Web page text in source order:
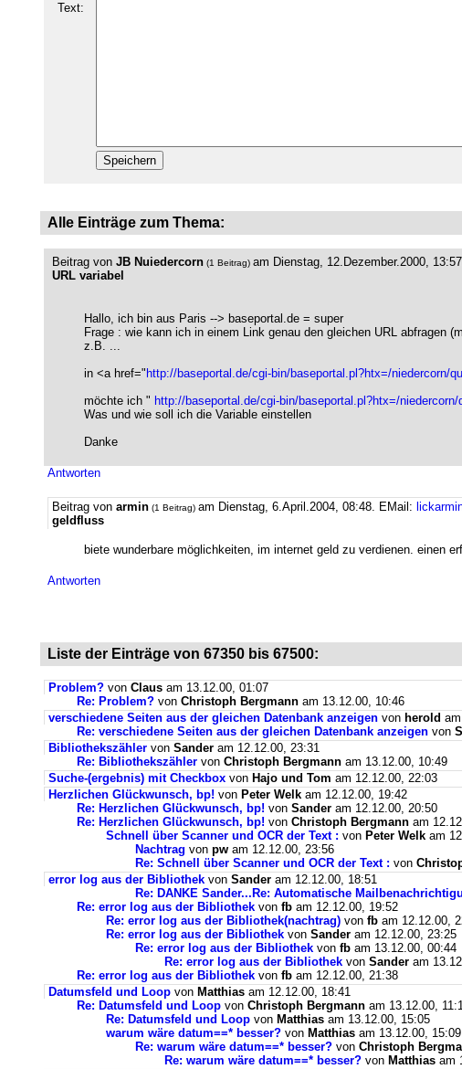
Text:
Alle Einträge zum Thema:
Beitrag von JB Nuiedercorn (1 Beitrag) am Dienstag, 12.Dezember.2000,
URL variabel
Hallo, ich bin aus Paris --> baseportal.de = super
Frage : wie kann ich in einem Link genau den gleichen URL abfragen
z.B. ...
in <a href=" http://baseportal.de/cgi-bin/baseportal.pl?htx=/niedercorn/
möchte ich " http://baseportal.de/cgi-bin/baseportal.pl?htx=/
Was und wie soll ich die Variable einstellen
Danke
Antworten
Beitrag von armin (1 Beitrag) am Dienstag, 6.April.2004, 08:48. EMail:
geldfluss
biete wunderbare möglichkeiten, im internet geld zu verdienen. einen
Antworten
Liste der Einträge von 67350 bis 67500:
Problem? von Claus am 13.12.00, 01:07
Re: Problem? von Christoph Bergmann am 13.12.00, 10:46
verschiedene Seiten aus der gleichen Datenbank anzeigen von herold
Re: verschiedene Seiten aus der gleichen Datenbank anzeigen von
Bibliothekszähler von Sander am 12.12.00, 23:31
Re: Bibliothekszähler von Christoph Bergmann am 13.12.00, 10:49
Suche-(ergebnis) mit Checkbox von Hajo und Tom am 12.12.00, 22:03
Herzlichen Glückwunsch, bp! von Peter Welk am 12.12.00, 19:42
Re: Herzlichen Glückwunsch, bp! von Sander am 12.12.00, 20:50
Re: Herzlichen Glückwunsch, bp! von Christoph Bergmann am
Schnell über Scanner und OCR der Text : von Peter Welk am
Nachtrag von pw am 12.12.00, 23:56
Re: Schnell über Scanner und OCR der Text : von
error log aus der Bibliothek von Sander am 12.12.00, 18:51
Re: DANKE Sander...Re: Automatische
Re: error log aus der Bibliothek von fb am 12.12.00, 19:52
Re: error log aus der Bibliothek(nachtrag) von fb am 12.12.00,
Re: error log aus der Bibliothek von Sander am 12.12.00, 23:25
Re: error log aus der Bibliothek von fb am 13.12.00, 00:44
Re: error log aus der Bibliothek von Sander am
Re: error log aus der Bibliothek von fb am 12.12.00, 21:38
Datumsfeld und Loop von Matthias am 12.12.00, 18:41
Re: Datumsfeld und Loop von Christoph Bergmann am 13.12.00,
Re: Datumsfeld und Loop von Matthias am 13.12.00, 15:05
warum wäre datum==* besser? von Matthias am 13.12.00, 15:09
Re: warum wäre datum==* besser? von Christoph
Re: warum wäre datum==* besser? von Matthias am